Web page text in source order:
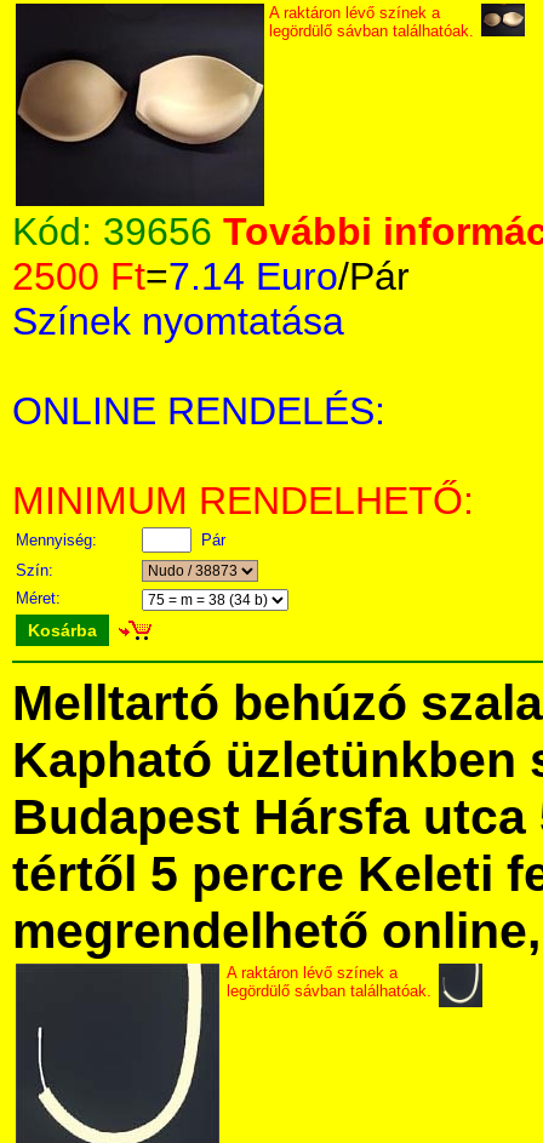
A raktáron lévő színek a
legördülő sávban találhatóak.
Kód: 39656 További
2500 Ft=7.14 Euro/Pár
Színek nyomtatása
ONLINE RENDELÉS:
MINIMUM RENDELHETŐ:
Mennyiség:
Pár
Szín:
Méret:
Kosárba
Melltartó behúzó
Kapható üzletünkben
Budapest Hársfa utca
tértől 5 percre Keleti
megrendelhető
A raktáron lévő színek a
legördülő sávban találhatóak.